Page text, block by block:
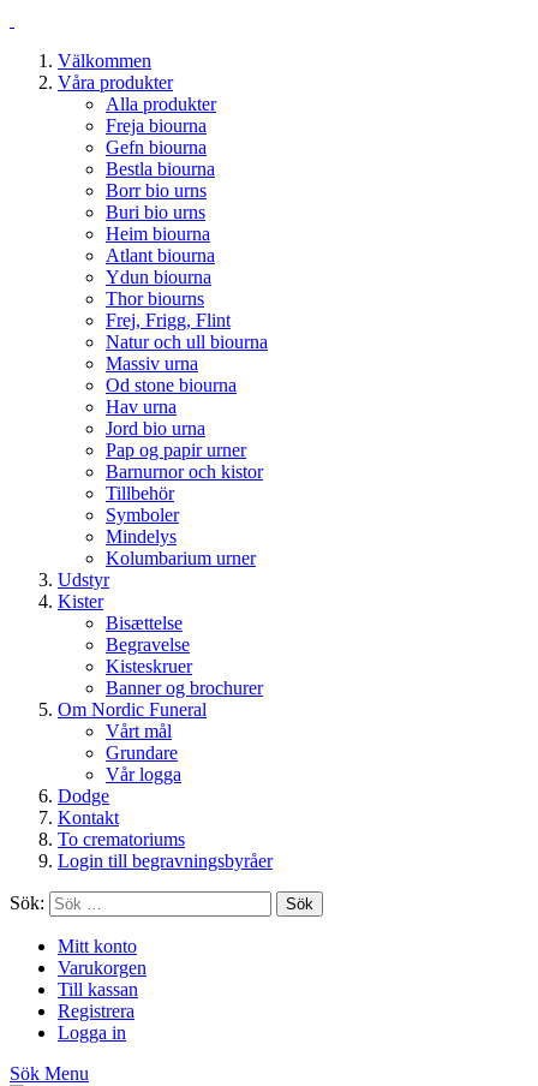
Välkommen
Våra produkter
Alla produkter
Freja biourna
Gefn biourna
Bestla biourna
Borr bio urns
Buri bio urns
Heim biourna
Atlant biourna
Ydun biourna
Thor biourns
Frej, Frigg, Flint
Natur och ull biourna
Massiv urna
Od stone biourna
Hav urna
Jord bio urna
Pap og papir urner
Barnurnor och kistor
Tillbehör
Symboler
Mindelys
Kolumbarium urner
Udstyr
Kister
Bisættelse
Begravelse
Kisteskruer
Banner og brochurer
Om Nordic Funeral
Vårt mål
Grundare
Vår logga
Dodge
Kontakt
To crematoriums
Login till begravningsbyråer
Sök: Sök
Mitt konto
Varukorgen
Till kassan
Registrera
Logga in
Sök Menu